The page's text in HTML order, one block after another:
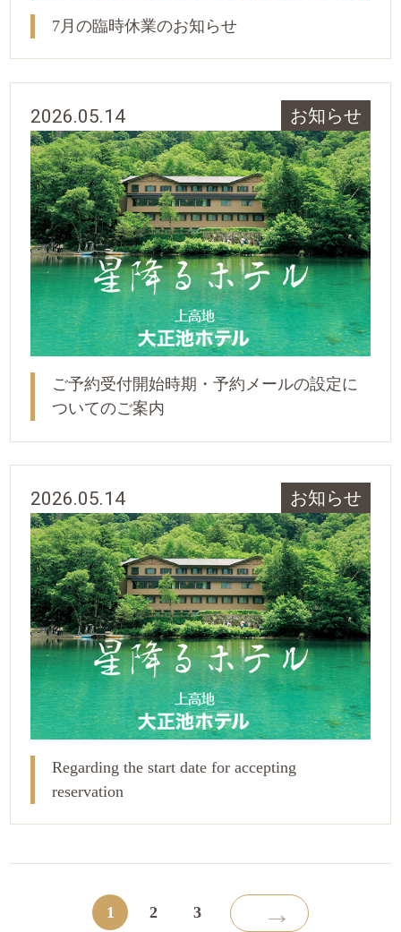
7月の臨時休業のお知らせ
2026.05.14 お知らせ
ご予約受付開始時期・予約メールの設定に
ついてのご案内
2026.05.14 お知らせ
Regarding the start date for accepting
reservation
1 2 3 →